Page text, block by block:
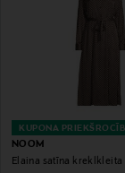
KUPONA
NOOM
Elaina satīna kreklkleita